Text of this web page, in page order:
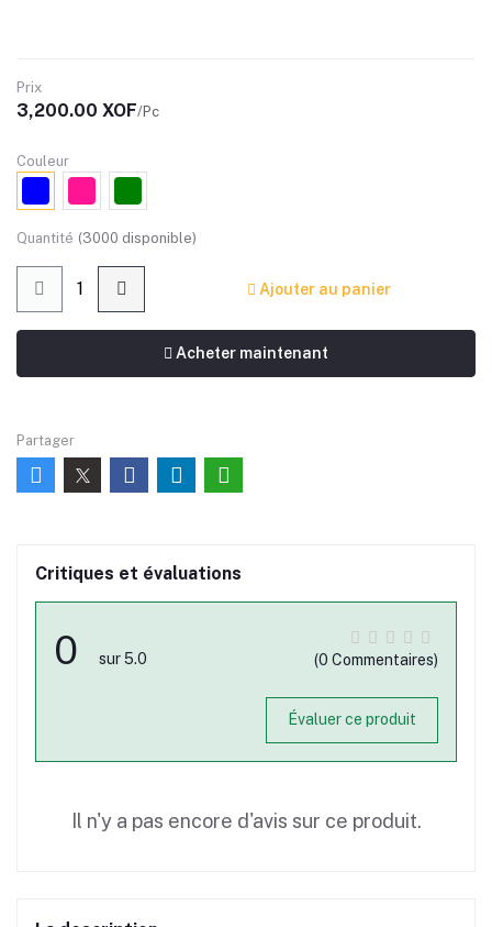
Prix
3,200.00 XOF/Pc
Couleur
Quantité (3000 disponible)
Ajouter au panier
Acheter maintenant
Partager
Critiques et évaluations
0 sur 5.0 (0 Commentaires)
Évaluer ce produit
Il n'y a pas encore d'avis sur ce produit.